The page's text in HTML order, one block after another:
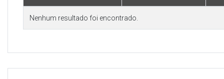
Nenhum resultado foi encontrado.